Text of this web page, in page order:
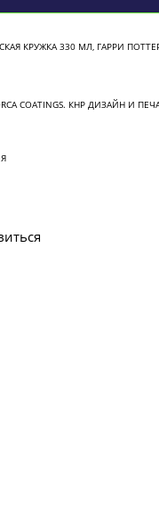
КРУЖКА 330 МЛ, ГАРРИ
COATINGS. КНР ДИЗАЙН И